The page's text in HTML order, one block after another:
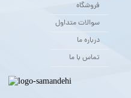
فروشگاه
سوالات متداول
درباره ما
تماس با ما